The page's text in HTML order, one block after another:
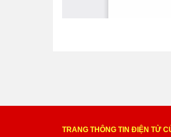
TRANG THÔNG TIN ĐIỆN TỬ